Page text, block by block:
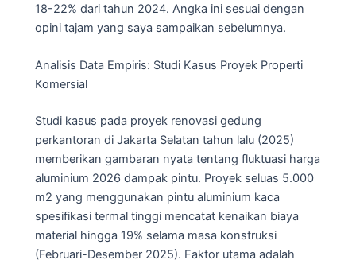
18-22% dari tahun 2024. Angka ini sesuai dengan
opini tajam yang saya sampaikan sebelumnya.
Analisis Data Empiris: Studi Kasus Proyek Properti
Komersial
Studi kasus pada proyek renovasi gedung
perkantoran di Jakarta Selatan tahun lalu (2025)
memberikan gambaran nyata tentang fluktuasi harga
aluminium 2026 dampak pintu. Proyek seluas 5.000
m2 yang menggunakan pintu aluminium kaca
spesifikasi termal tinggi mencatat kenaikan biaya
material hingga 19% selama masa konstruksi
(Februari-Desember 2025). Faktor utama adalah